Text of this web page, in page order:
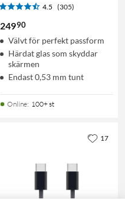
4.5 (305)
24990
Välvt för perfekt passform
Härdat glas som skyddar
skärmen
Endast 0,53 mm tunt
Online: 100+ st
17